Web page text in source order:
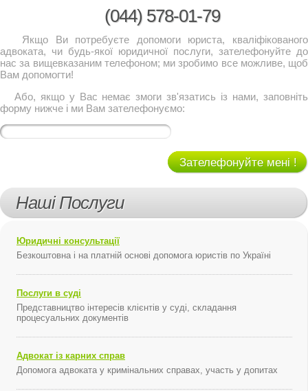
(044) 578-01-79
Якщо Ви потребуєте допомоги юриста, кваліфікованого
адвоката, чи будь-якої юридичної послуги, зателефонуйте до
нас за вищевказаним телефоном; ми зробимо все можливе, щоб
Вам допомогти!
Або, якщо у Вас немає змоги зв'язатись із нами, заповніть
форму нижче і ми Вам зателефонуємо:
Зателефонуйте мені !
Наші Послуги
Юридичні консультації
Безкоштовна і на платній основі допомога юристів по Україні
Послуги в суді
Представництво інтересів клієнтів у суді, складання
процесуальних документів
Адвокат із карних справ
Допомога адвоката у кримінальних справах, участь у допитах